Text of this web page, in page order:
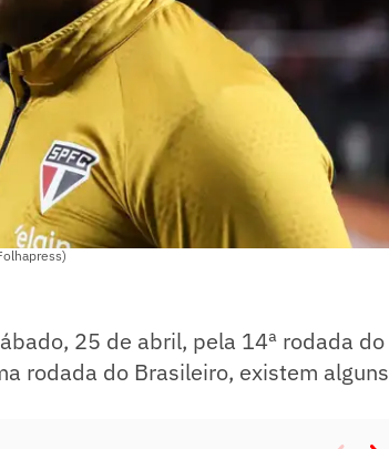
25 de abril, pela 14ª rodada do
rodada do Brasileiro, existem alguns